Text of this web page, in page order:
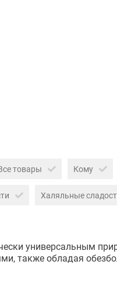
товары Кому
Халяльные
универсальным
также обладая